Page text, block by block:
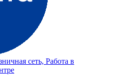
сеть, Работа в